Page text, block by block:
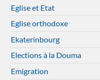
Eglise et Etat
Eglise orthodoxe
Ekaterinbourg
Elections à la Douma
Emigration